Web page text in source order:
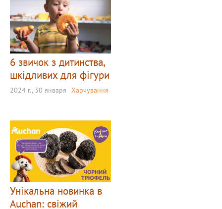
6 звичок з дитинства,
шкідливих для фігури
2024 г., 30 января Харчування
Унікальна новинка в
Auchan: свіжий